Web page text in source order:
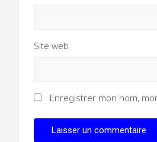
Site web
Enregistrer mon nom,